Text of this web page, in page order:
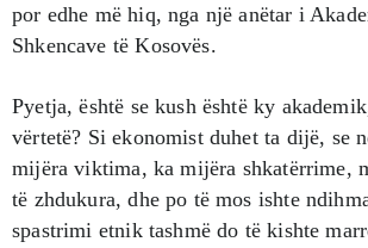
por edhe më hiq, nga një anëtar i
Shkencave të Kosovës.
Pyetja, është se kush është ky
vërtetë? Si ekonomist duhet ta dijë, se
mijëra viktima, ka mijëra shkatërrime,
të zhdukura, dhe po të mos ishte
spastrimi etnik tashmë do të kishte